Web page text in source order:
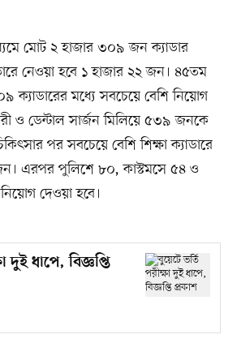
মোট ২ হাজার ৩০৯ জন ক্যাডার
নেওয়া হবে ১ হাজার ২২ জন। ৪৫তম
ক্যাডারের মধ্যে সবচেয়ে বেশি নিয়োগ
ও ডেন্টাল সার্জন মিলিয়ে ৫৩৯ জনকে
পর সবচেয়ে বেশি শিক্ষা ক্যাডারে
এরপর পুলিশে ৮০, কাস্টমসে ৫৪ ও
দেওয়া হবে।
দুই ধাপে, বিজ্ঞপ্তি